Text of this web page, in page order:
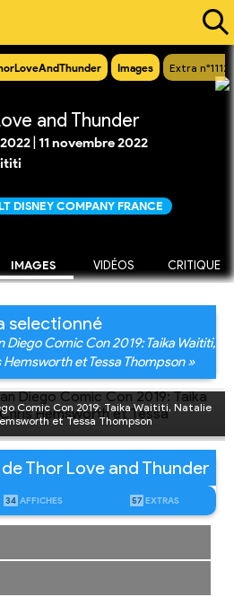
Images Extra n°11127
and Thunder
11 novembre 2022
DISNEY COMPANY FRANCE
IMAGES VIDÉOS CRITIQUE
selectionné
Diego Comic Con 2019: Taika Waititi,
et Tessa Thompson »
Comic Con 2019: Taika Waititi, Natalie
et Tessa Thompson
Thor Love and Thunder
34 AFFICHES 57 EXTRAS